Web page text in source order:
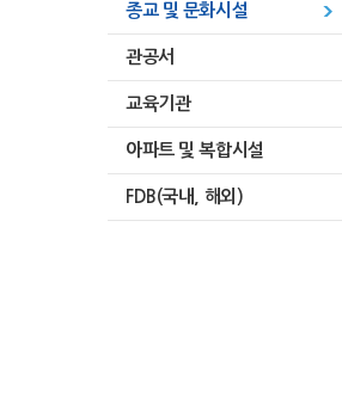
종교 및 문화시설
관공서
교육기관
아파트 및 복합시설
FDB(국내, 해외)